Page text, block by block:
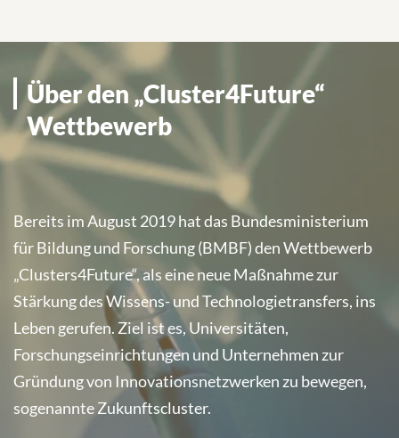
Über den „Cluster4Future“
Wettbewerb
Über den „Cluster4Future“
Wettbewerb
Bereits im August 2019 hat das Bundesministerium
für Bildung und Forschung (BMBF) den Wettbewerb
„Clusters4Future“, als eine neue Maßnahme zur
Stärkung des Wissens- und Technologietransfers, ins
Leben gerufen. Ziel ist es, Universitäten,
Forschungseinrichtungen und Unternehmen zur
Gründung von Innovationsnetzwerken zu bewegen,
sogenannte Zukunftscluster.